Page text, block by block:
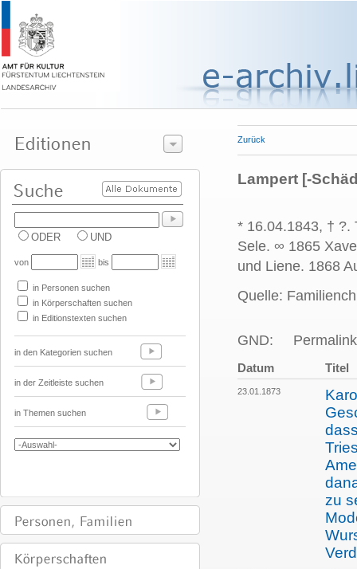
ODER UND
von bis
in Personen suchen
in Körperschaften suchen
in Editionstexten suchen
in den Kategorien suchen
in der Zeitleiste suchen
in Themen suchen
Zurück
Lampert [-
* 16.04.1843, † ?.
Sele. ∞ 1865
und Liene. 1868
Quelle:
GND:
Datum Titel
23.01.1873
zu